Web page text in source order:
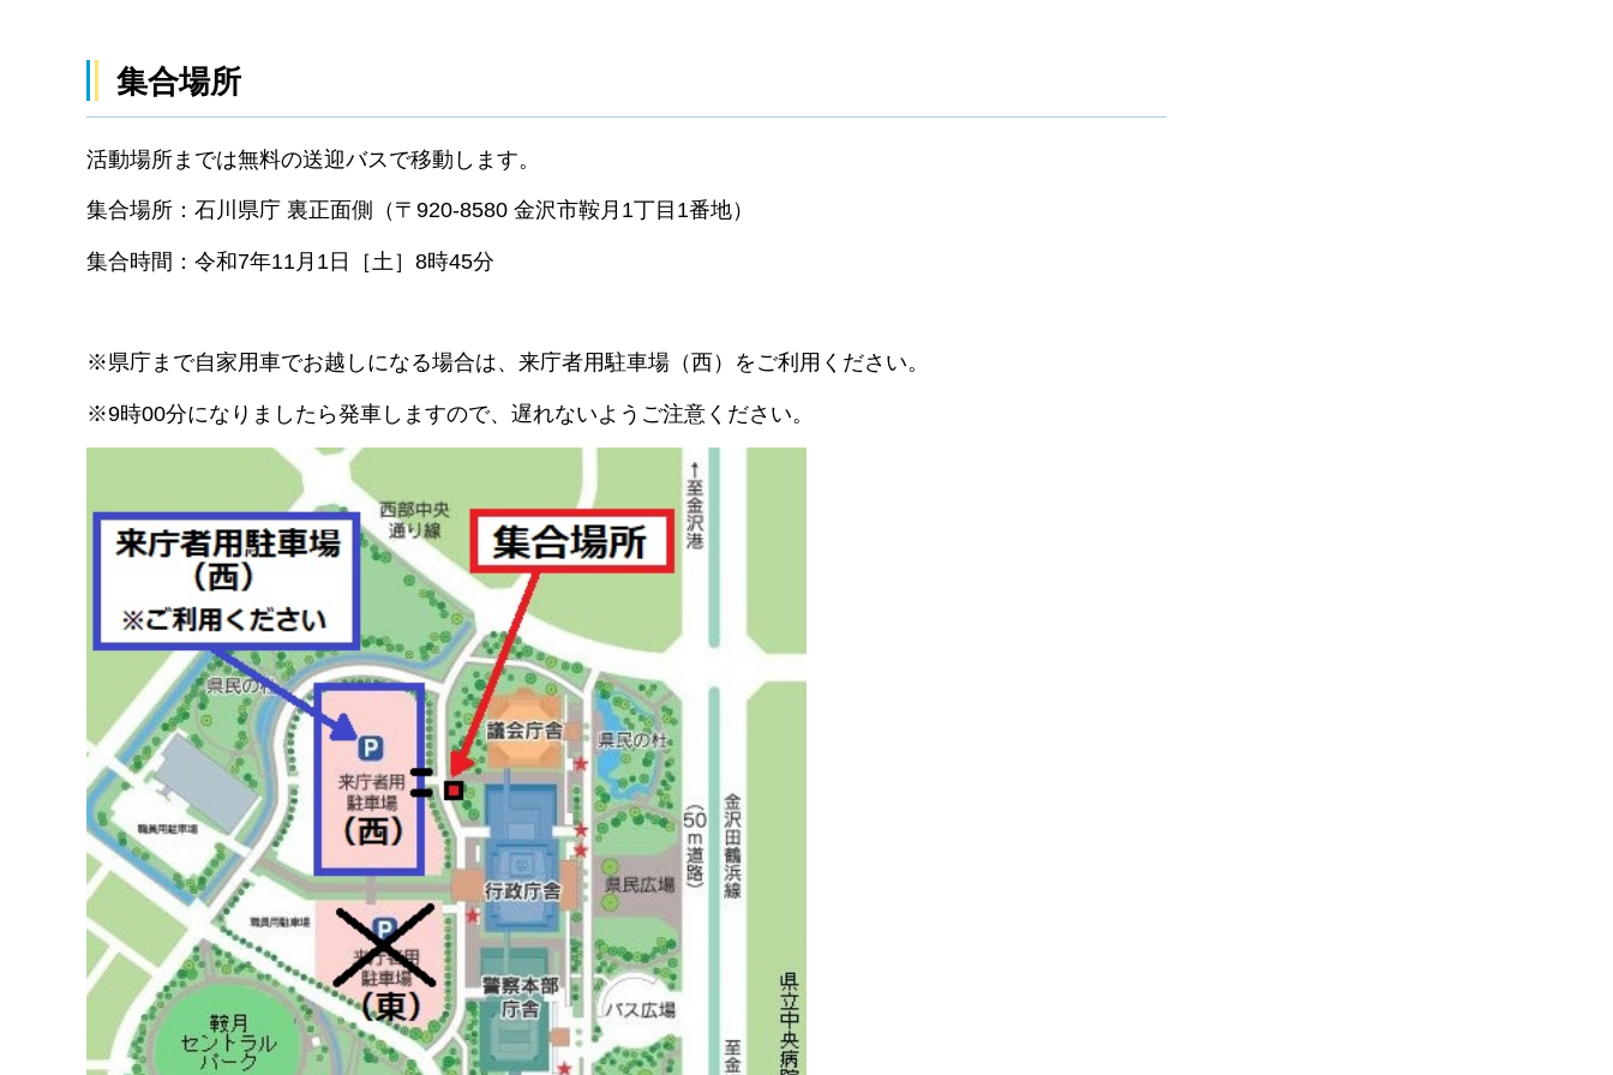
集合場所
活動場所までは無料の送迎バスで移動します。
集合場所：石川県庁 裏正面側（〒920-8580 金沢市鞍月1丁目1番地）
集合時間：令和7年11月1日［土］8時45分
※県庁まで自家用車でお越しになる場合は、来庁者用駐車場（西）をご利用ください。
※9時00分になりましたら発車しますので、遅れないようご注意ください。